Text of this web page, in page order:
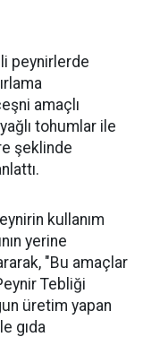
peynirlerde
amaçlı
tohumlar ile
şeklinde
kullanım
yerine
"Bu amaçlar
Tebliği
üretim yapan
gıda